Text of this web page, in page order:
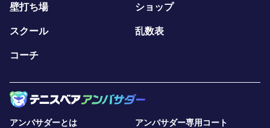
壁打ち場 ショップ
スクール 乱数表
コーチ
アンバサダーとは アンバサダー専用コート